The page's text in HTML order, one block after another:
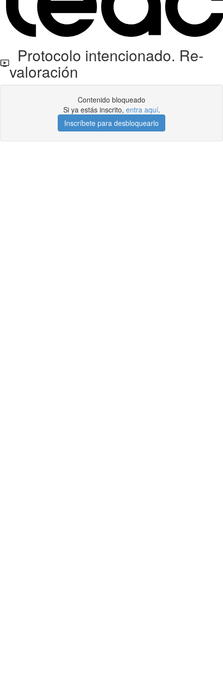
Protocolo intencionado. Re-
valoración
Contenido bloqueado
Si ya estás inscrito, entra aquí.
Inscríbete para desbloquearlo